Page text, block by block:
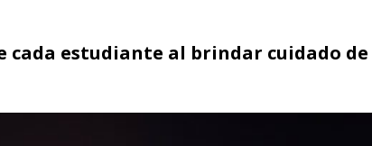
cada estudiante al brindar cuidado de